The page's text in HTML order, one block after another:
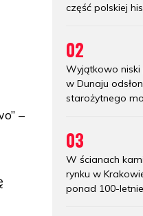
–
część polskiej
02
Wyjątkowo
w Dunaju
starożytnego
03
W ścianach
rynku w
ponad 100-